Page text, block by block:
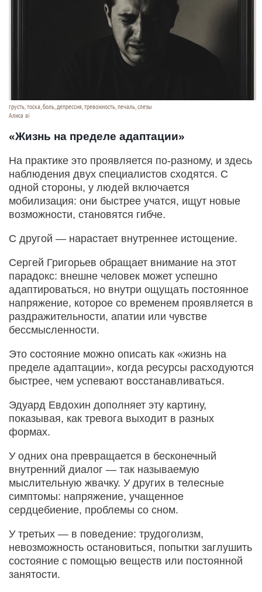
грусть, тоска, боль, депрессия, тревожность, печаль, слезы
Алиса ai
«Жизнь на пределе адаптации»
На практике это проявляется по-разному, и здесь
наблюдения двух специалистов сходятся. С
одной стороны, у людей включается
мобилизация: они быстрее учатся, ищут новые
возможности, становятся гибче.
С другой — нарастает внутреннее истощение.
Сергей Григорьев обращает внимание на этот
парадокс: внешне человек может успешно
адаптироваться, но внутри ощущать постоянное
напряжение, которое со временем проявляется в
раздражительности, апатии или чувстве
бессмысленности.
Это состояние можно описать как «жизнь на
пределе адаптации», когда ресурсы расходуются
быстрее, чем успевают восстанавливаться.
Эдуард Евдохин дополняет эту картину,
показывая, как тревога выходит в разных
формах.
У одних она превращается в бесконечный
внутренний диалог — так называемую
мыслительную жвачку. У других в телесные
симптомы: напряжение, учащенное
сердцебиение, проблемы со сном.
У третьих — в поведение: трудоголизм,
невозможность остановиться, попытки заглушить
состояние с помощью веществ или постоянной
занятости.